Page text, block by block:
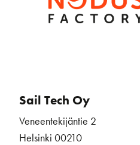
Sail Tech Oy
Veneentekijäntie 2
Helsinki 00210